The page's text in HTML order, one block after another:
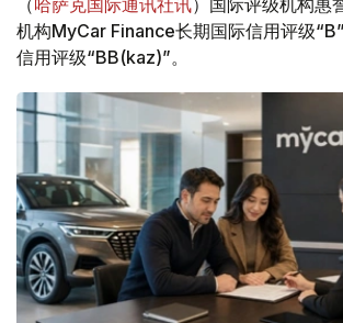
（哈萨克国际通讯社讯）国际评级机构惠
机构MyCar Finance长期国际信用评级
信用评级“BB(kaz)”。